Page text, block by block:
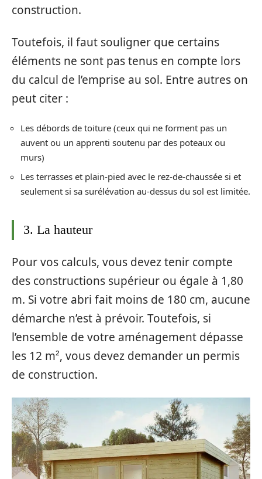
construction.
Toutefois, il faut souligner que certains
éléments ne sont pas tenus en compte lors
du calcul de l’emprise au sol. Entre autres on
peut citer :
Les débords de toiture (ceux qui ne forment pas un
auvent ou un apprenti soutenu par des poteaux ou
murs)
Les terrasses et plain-pied avec le rez-de-chaussée si et
seulement si sa surélévation au-dessus du sol est limitée.
3. La hauteur
Pour vos calculs, vous devez tenir compte
des constructions supérieur ou égale à 1,80
m. Si votre abri fait moins de 180 cm, aucune
démarche n’est à prévoir. Toutefois, si
l’ensemble de votre aménagement dépasse
les 12 m², vous devez demander un permis
de construction.